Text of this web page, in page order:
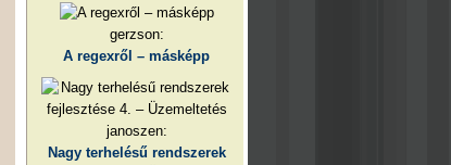
gerzson:
A regexről – másképp
janoszen:
Nagy terhelésű rendszerek